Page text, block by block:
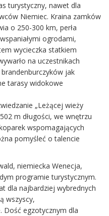
turystyczny, nawet dla
Niemiec. Kraina zamków
o 250-300 km, perła
ogrodami,
wycieczka statkiem
na uczestnikach
jak
tarasy widokowe
„Leżącej wieży
m długości, we wnętrzu
wspomagających
pomyśleć o talencie
niemiecka Wenecja,
programie turystycznym.
dla najbardziej wybrednych
wszyscy,
Dość egzotycznym dla